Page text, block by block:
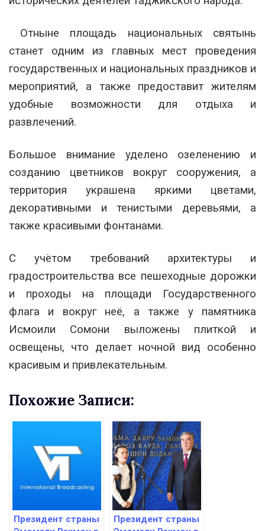
Отныне площадь национальных святынь
станет одним из главных мест проведения
государственных и национальных праздников и
мероприятий, а также предоставит жителям
удобные возможности для отдыха и
развлечений.
Большое внимание уделено озеленению и
созданию цветников вокруг сооружения, а
территория украшена яркими цветами,
декоративными и тенистыми деревьями, а
также красивыми фонтанами.
С учётом требований архитектуры и
градостроительства все пешеходные дорожки
и проходы на площади Государственного
флага и вокруг неё, а также у памятника
Исмоили Сомони выложены плиткой и
освещены, что делает ночной вид особенно
красивым и привлекательным.
Похожие Записи:
Президент страны
Президент страны